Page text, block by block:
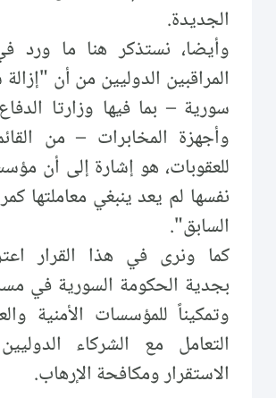
الجديدة.
وأيضا، نستذكر هنا ما ورد
المراقبين الدوليين من أن
سورية – بما فيها وزارتا
وأجهزة المخابرات – من
للعقوبات، هو إشارة إلى أن
نفسها لم يعد ينبغي معاملتها
السابق".
كما ونرى في هذا القرار
بجدية الحكومة السورية في
وتمكيناً للمؤسسات الأمنية
التعامل مع الشركاء
الاستقرار ومكافحة الإرهاب.